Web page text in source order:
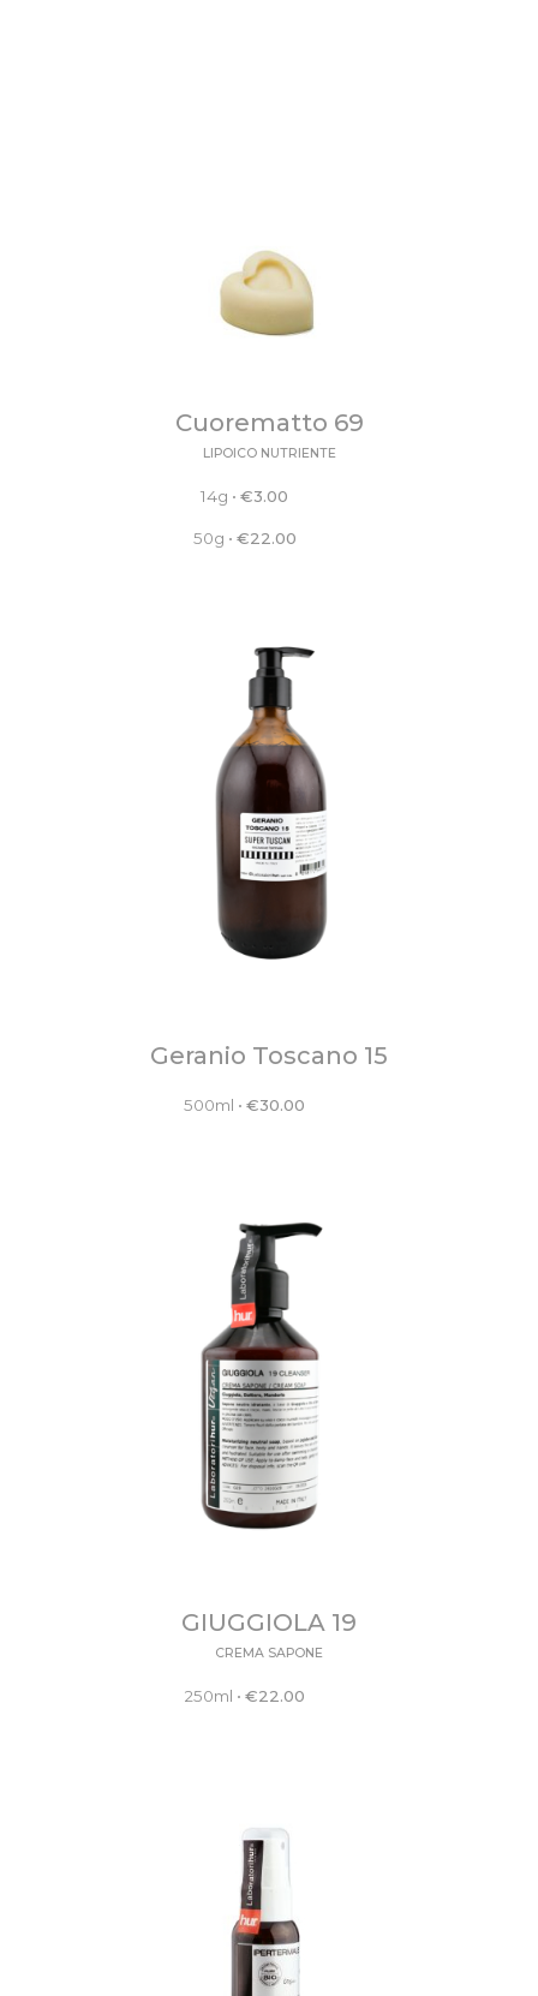
Cuorematto 69
LIPOICO NUTRIENTE
14g •€3.00
50g • €22.00
Geranio Toscano 15
500ml •€30.00
GIUGGIOLA 19
CREMA SAPONE
250ml • €22.00